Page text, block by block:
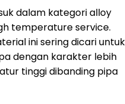
dalam kategori alloy
temperature service.
ini sering dicari untuk
dengan karakter lebih
tinggi dibanding pipa